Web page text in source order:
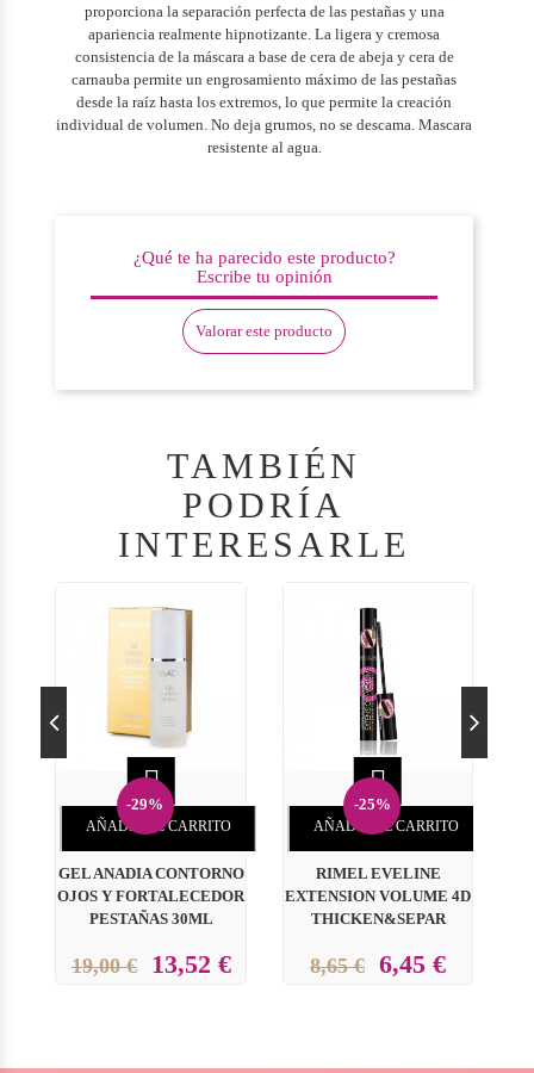
proporciona la separación perfecta de las pestañas y una
apariencia realmente hipnotizante. La ligera y cremosa
consistencia de la máscara a base de cera de abeja y cera de
carnauba permite un engrosamiento máximo de las pestañas
desde la raíz hasta los extremos, lo que permite la creación
individual de volumen. No deja grumos, no se descama. Mascara
resistente al agua.
¿Qué te ha parecido este producto?
Escribe tu opinión
Valorar este producto
TAMBIÉN
PODRÍA
INTERESARLE
-29%

AÑADIR AL CARRITO
GEL ANADIA CONTORNO
OJOS Y FORTALECEDOR
PESTAÑAS 30ML
19,00 € 13,52 €
-25%

AÑADIR AL CARRITO
RIMEL EVELINE
EXTENSION VOLUME 4D
THICKEN&SEPAR
8,65 € 6,45 €